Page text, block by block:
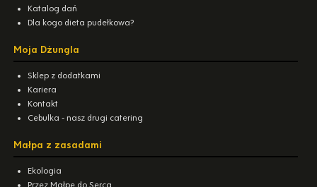
Katalog dań
Dla kogo dieta pudełkowa?
Moja Dżungla
Sklep z dodatkami
Kariera
Kontakt
Cebulka - nasz drugi catering
Małpa z zasadami
Ekologia
Przez Małpę do Serca